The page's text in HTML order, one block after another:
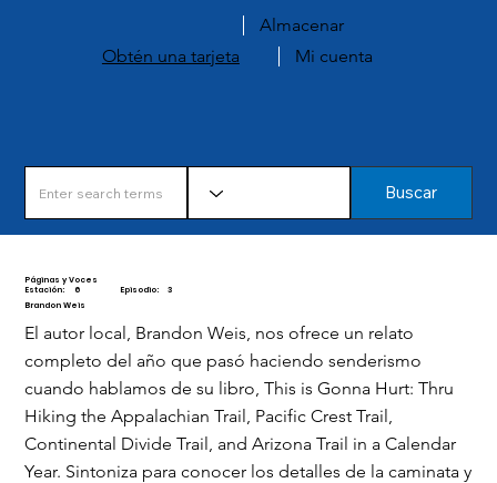
Almacenar
Obtén una tarjeta
Mi cuenta
Buscar
Páginas y Voces
Estación:
6 Episodio:
3
Brandon Weis
El autor local, Brandon Weis, nos ofrece un relato
completo del año que pasó haciendo senderismo
cuando hablamos de su libro, This is Gonna Hurt: Thru
Hiking the Appalachian Trail, Pacific Crest Trail,
Continental Divide Trail, and Arizona Trail in a Calendar
Year. Sintoniza para conocer los detalles de la caminata y